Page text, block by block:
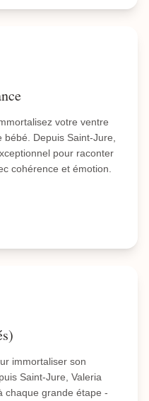
votre ventre
Depuis Saint-Jure,
pour raconter
cohérence et émotion.
immortaliser son
Saint-Jure, Valeria
chaque grande étape -